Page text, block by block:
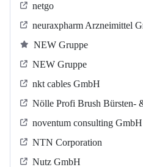
netgo
neuraxpharm Arzneimittel
NEW Gruppe
NEW Gruppe
nkt cables GmbH
Nölle Profi Brush Bürsten-
noventum consulting GmbH
NTN Corporation
Nutz GmbH